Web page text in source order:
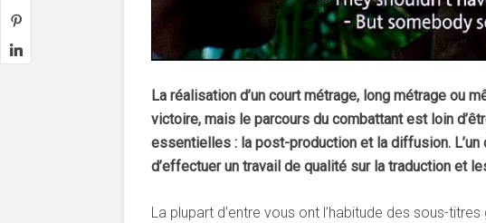
La réalisation d’un court métrage, long métrage ou
victoire, mais le parcours du combattant est loin
essentielles : la post-production et la diffusion.
d’effectuer un travail de qualité sur la traduction et
La plupart d’entre vous ont l’habitude des sous-